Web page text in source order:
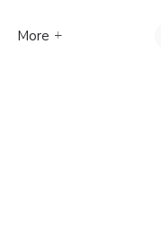
More